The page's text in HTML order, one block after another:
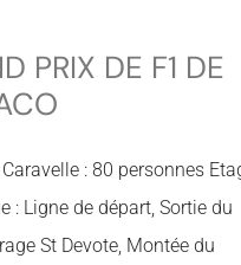
PRIX DE F1 DE
: 80 personnes
: Ligne de départ, Sortie du
St Devote, Montée du